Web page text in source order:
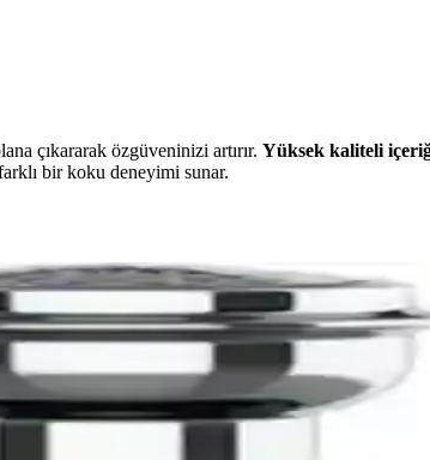
çıkararak özgüveninizi artırır. Yüksek kaliteli
bir koku deneyimi sunar.
Dengeli Koku
oluşur. Üst notlarda bergamot enerjisi, orta notlarda
ve Zarafeti Vurgular